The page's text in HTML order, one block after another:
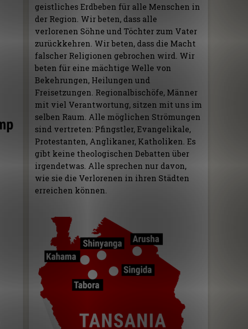
geistliches Erdbeben für alle Menschen in
der Region. Wir beten, dass alle
verlorenen Söhne und Töchter zum Vater
zurückkehren. Wir beten, dass die Macht
falscher Religionen gebrochen wird. Wir
beten für eine mächtige Welle von
Bekehrungen, Heilungen und
Freisetzungen. Regionalbischöfe, Männer
mit viel Verantwortung, sitzen mit uns im
selben Raum. Alle möglichen Strömungen
sind vertreten: Pfingstler, Evangelikale,
Protestanten, Anglikaner, Katholiken. Es
gibt keine theologischen Debatten über
irgendetwas. Alle sprechen nur davon,
wie sie die Verlorenen in ihren Städten
erreichen können.